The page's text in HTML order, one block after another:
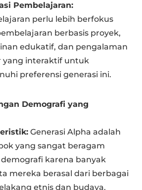
Pembelajaran:
perlu lebih berfokus
berbasis proyek,
edukatif, dan pengalaman
yang interaktif untuk
preferensi generasi ini.
Demografi yang
Generasi Alpha adalah
yang sangat beragam
demografi karena banyak
mereka berasal dari berbagai
etnis dan budaya.